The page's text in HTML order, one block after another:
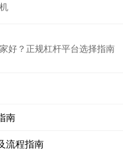
好？正规杠杆平台选择指南
南
流程指南